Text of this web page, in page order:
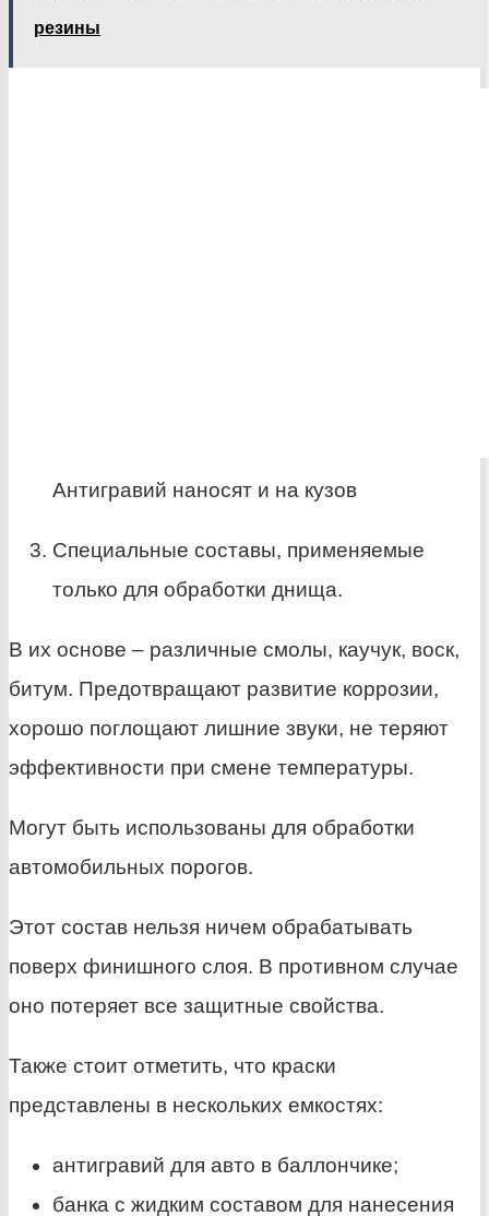
резины
Антигравий наносят и на кузов
Специальные составы, применяемые
только для обработки днища.
В их основе – различные смолы, каучук, воск,
битум. Предотвращают развитие коррозии,
хорошо поглощают лишние звуки, не теряют
эффективности при смене температуры.
Могут быть использованы для обработки
автомобильных порогов.
Этот состав нельзя ничем обрабатывать
поверх финишного слоя. В противном случае
оно потеряет все защитные свойства.
Также стоит отметить, что краски
представлены в нескольких емкостях:
антигравий для авто в баллончике;
банка с жидким составом для нанесения